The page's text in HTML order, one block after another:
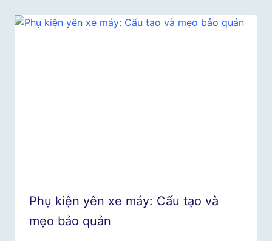
Phụ kiện yên xe máy: Cấu tạo và
mẹo bảo quản